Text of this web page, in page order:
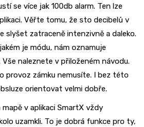
se více jak 100db alarm. Ten lze
Věřte tomu, že sto decibelů v
slyšet zatraceně intenzivně a daleko.
je módu, nám oznamuje
Vše naleznete v přiloženém návodu.
provoz zámku nemusíte. I bez této
orientovat velmi dobře.
v aplikaci SmartX vždy
uzamkli. To je dobrá funkce pro ty,